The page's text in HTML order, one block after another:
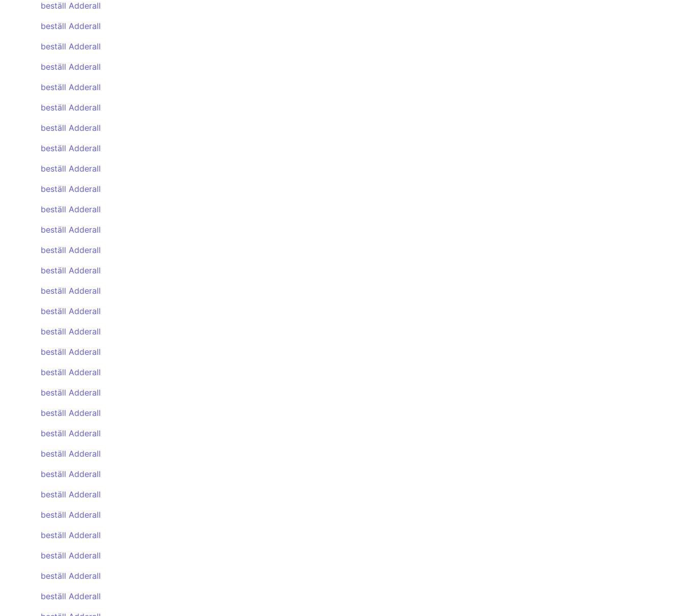
beställ Adderall
beställ Adderall
beställ Adderall
beställ Adderall
beställ Adderall
beställ Adderall
beställ Adderall
beställ Adderall
beställ Adderall
beställ Adderall
beställ Adderall
beställ Adderall
beställ Adderall
beställ Adderall
beställ Adderall
beställ Adderall
beställ Adderall
beställ Adderall
beställ Adderall
beställ Adderall
beställ Adderall
beställ Adderall
beställ Adderall
beställ Adderall
beställ Adderall
beställ Adderall
beställ Adderall
beställ Adderall
beställ Adderall
beställ Adderall